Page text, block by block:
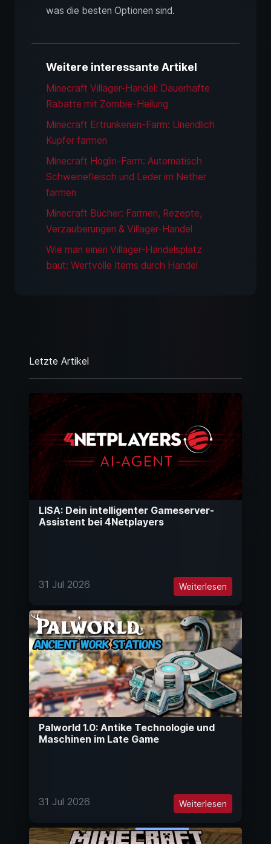
was die besten Optionen sind.
Weitere interessante Artikel
Minecraft Villager-Handel: Dauerhafte
Rabatte mit Zombie-Heilung
Minecraft Ertrunkenen-Farm: Unendlich
Kupfer farmen
Minecraft Hoglin-Farm: Automatisch
Schweinefleisch und Leder im Nether
farmen
Minecraft Bücher: Farmen, Rezepte,
Verzauberungen & Villager-Handel
Wie man einen Villager-Handelsplatz
baut: Wertvolle Items durch Handel
Letzte Artikel
LISA: Dein intelligenter Gameserver-
Assistent bei 4Netplayers
31 Jul 2026 Weiterlesen
Palworld 1.0: Antike Technologie und
Maschinen im Late Game
31 Jul 2026 Weiterlesen